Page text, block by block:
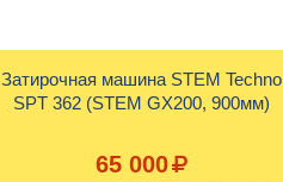
Затирочная машина STEM Techno
SPT 362 (STEM GX200, 900мм)
65 000